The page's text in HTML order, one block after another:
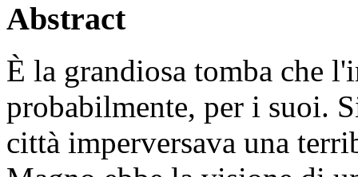
Abstract
È la grandiosa tomba che
probabilmente, per i suoi.
città imperversava una